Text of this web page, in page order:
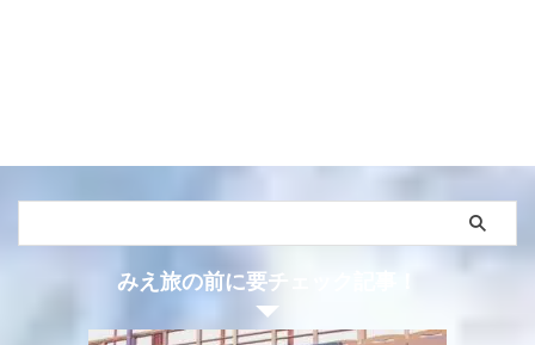
イントをチェックした上で、
子をご紹介していきます。横
を見たら「ああ、あそこか」
いました。 ある日、ふと気に
みえ旅の前に要チェック記事！